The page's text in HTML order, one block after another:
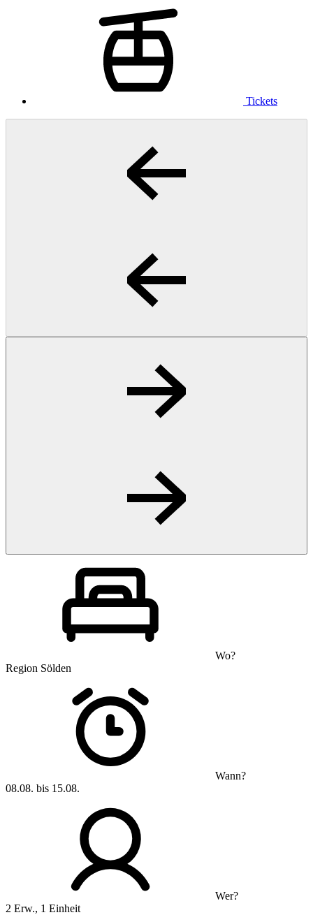
Tickets
Wo?
Region Sölden
Wann?
08.08. bis 15.08.
Wer?
2 Erw., 1 Einheit